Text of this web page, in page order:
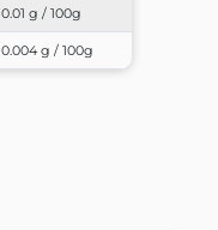
0.01 g / 100g
0.004 g / 100g